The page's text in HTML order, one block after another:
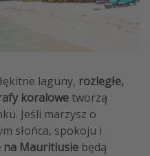
laguny, rozległe,
koralowe tworzą
Jeśli marzysz o
słońca, spokoju i
na Mauritiusie będą